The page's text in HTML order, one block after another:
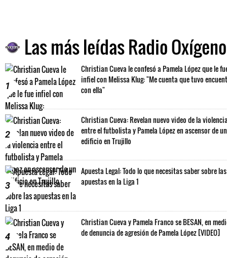
Las más leídas Radio Oxígeno
1
Christian Cueva le confesó a Pamela López que le
infiel con Melissa Klug: "Me cuenta que tuvo
con ella"
2
Christian Cueva: Revelan nuevo video de la
entre el futbolista y Pamela López en ascensor de un
edificio en Trujillo
3
Apuesta Legal: Todo lo que necesitas saber sobre las
apuestas en la Liga 1
4
Christian Cueva y Pamela Franco se BESAN, en
de denuncia de agresión de Pamela López [VIDEO]